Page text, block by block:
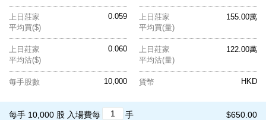
0.059
上日莊家
平均買($)
155.00萬
上日莊家
平均買(量)
0.060
上日莊家
平均沽($)
122.00萬
上日莊家
平均沽(量)
10,000
每手股數 HKD
貨幣
$650.00
每手 10,000 股 入場費每 手